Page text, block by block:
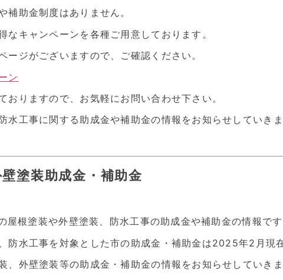
補助金制度はありません。
キャンペーンを各種ご用意しております。
ジがございますので、ご確認ください。
ン
おりますので、お気軽にお問い合わせ下さい。
水工事に関する助成金や補助金の情報をお知らせしていき
塗装助成金・補助金
根塗装や外壁塗装、防水工事の助成金や補助金の情報で
防水工事を対象とした市の助成金・補助金は2025年2月現
、外壁塗装等の助成金・補助金の情報をお知らせしていき